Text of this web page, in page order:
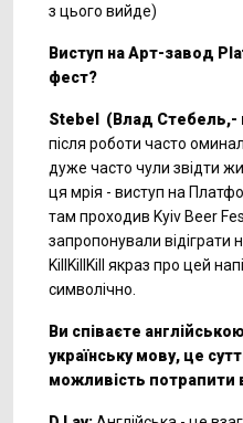
з цього вийде)
Виступ на Арт-завод
фест?
Stebel (Влад Стебель,-
після роботи часто
дуже часто чули звідти
ця мрія - виступ на
там проходив Kyiv Beer
запропонували відіграти
KillKillKill якраз про цей
символічно.
Ви співаєте
українську мову, це
можливість потрапити